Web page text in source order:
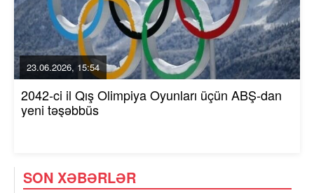
23.06.2026, 15:54
2042-ci il Qış Olimpiya Oyunları üçün ABŞ-dan
yeni təşəbbüs
SON XƏBƏRLƏR